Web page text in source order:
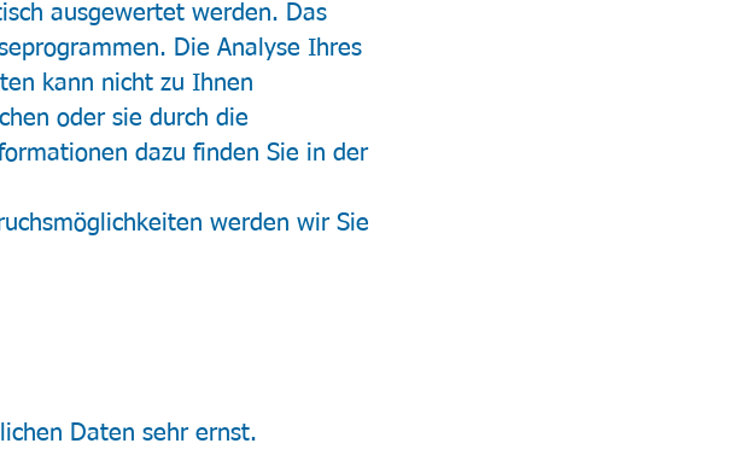
ausgewertet werden. Das
Die Analyse Ihres
kann nicht zu Ihnen
oder sie durch die
dazu finden Sie in der
werden wir Sie
Daten sehr ernst.